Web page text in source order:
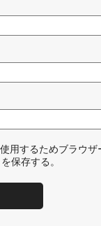
用するためブラウザ
保存する。